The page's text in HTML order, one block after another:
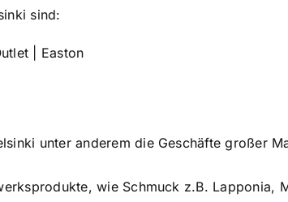
sind:
| Easton
unter anderem die Geschäfte großer
wie Schmuck z.B. Lapponia,